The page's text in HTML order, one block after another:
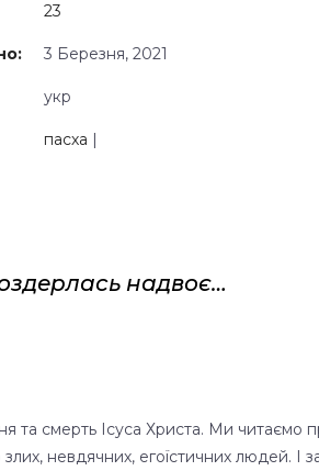
23
3 Березня, 2021
укр
пасха |
надвоє…
та смерть Ісуса Христа. Ми читаємо
невдячних, егоїстичних людей. І